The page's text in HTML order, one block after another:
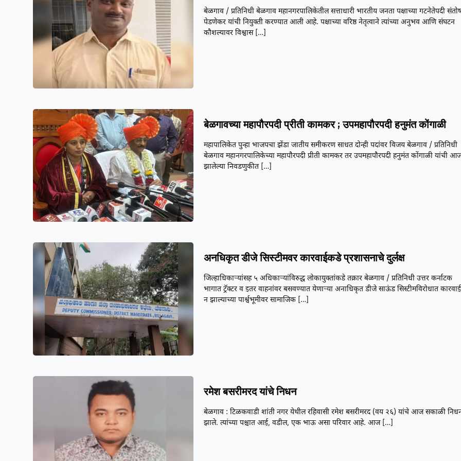
बेळगाव / प्रतिनिधी बेळगाव महानगरपालिकेतील सत्ताधारी भारतीय जनता पक्षाच्या गटनेतेपदी
पेडणेकर यांची नियुक्ती करण्यात आली आहे. पक्षाच्या वरिष्ठ नेतृत्वाने त्यांच्या अनुभव आणि संघटन
कौशल्यावर विश्वास[…]
बेळगावच्या महापौरपदी प्रीती कामकर ; उपमहापौरपदी हनुमंत कोंगाळी
महापालिकेत पुन्हा भाजपचा झेंडा जातीय समीकरण साधत दोन्ही पदांवर विजय बेळगाव / प्रतिनिधी
बेळगाव महानगरपालिकेच्या महापौरपदी प्रीती कामकर तर उपमहापौरपदी हनुमंत कोंगाळी यांची
झालेल्या निवडणुकीत[…]
अनधिकृत डीजे सिस्टीमवर कारवाईकडे प्रशासनाचे दुर्लक्ष
जिल्हाधिकाऱ्यांसह ५ अधिकाऱ्यांविरुद्ध लोकायुक्तांकडे तक्रार बेळगाव / प्रतिनिधी उत्तर कर्नाटक
भागात ट्रॅक्टर व इतर वाहनांवर बसवण्यात येणाऱ्या अनाधिकृत डीजे साऊंड सिस्टीमविरोधात कारवाई
न झाल्याच्या पार्श्वभूमीवर सामाजिक […]
रमेश बसरीमरद यांचे निधन
बेळगाव : टिळकवाडी शांती नगर येथील रहिवासी रमेश बसरीमरद (वय २६) यांचे आज सकाळी
झाले. त्यांच्या पश्चात आई, वडील, एक भाऊ असा परिवार आहे. आज[…]